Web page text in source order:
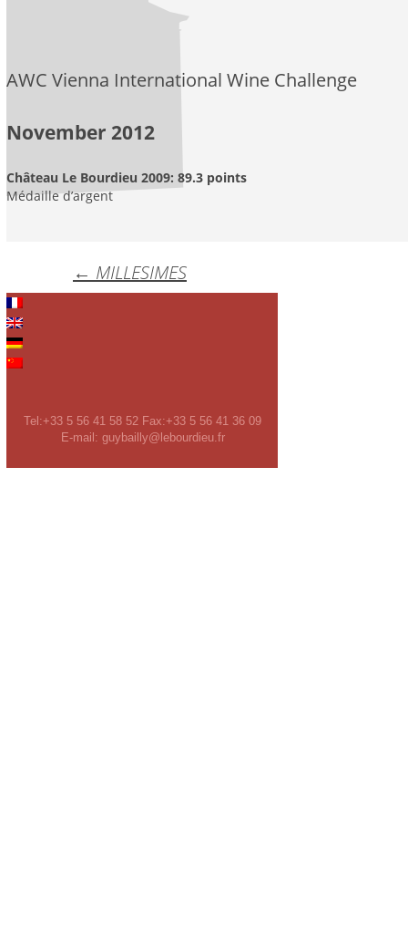
AWC Vienna International Wine Challenge
November 2012
Château Le Bourdieu 2009: 89.3 points
Médaille d’argent
navigation
← MILLESIMES
Leave a Reply
You must be
Tel:+33 5 56 41 58 52 Fax:+33 5 56 41 36 09
E-mail: guybailly@lebourdieu.fr